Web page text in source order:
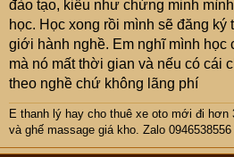
đào tạo, kiểu như chứng minh
học. Học xong rồi mình sẽ đăng
giới hành nghề. Em nghĩ mình
mà nó mất thời gian và nếu có cái
theo nghề chứ không lãng phí
E thanh lý hay cho thuê xe oto mới đi hơn
và ghế massage giá kho. Zalo 0946538556